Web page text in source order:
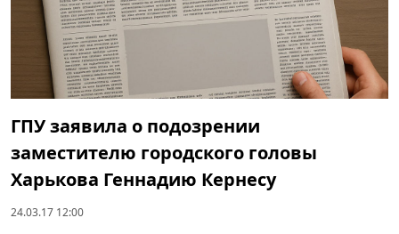
ГПУ заявила о подозрении
заместителю городского головы
Харькова Геннадию Кернесу
24.03.17 12:00